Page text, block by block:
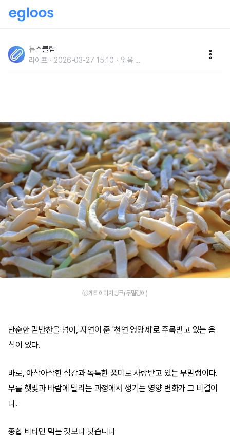
비타민' 수준이라는 우리나라 '밥도둑' 인기 반찬
뉴스클립
라이프 2026-03-27 15:10 읽음 ...
ⓒ게티이미지뱅크(무말랭이)
단순한 밑반찬을 넘어, 자연이 준 '천연 영양제'로 주목받고 있는 음
식이 있다.
바로, 아삭아삭한 식감과 독특한 풍미로 사랑받고 있는 무말랭이다.
무를 햇빛과 바람에 말리는 과정에서 생기는 영양 변화가 그 비결이
다.
종합 비타민 먹는 것보다 낫습니다